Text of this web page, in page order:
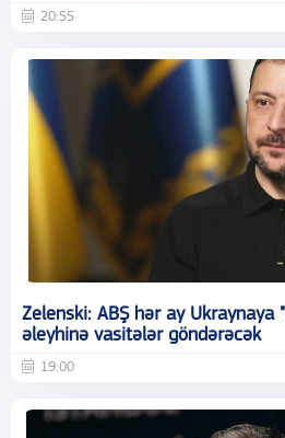
20:55
Zelenski: ABŞ hər ay Ukraynaya
əleyhinə vasitələr göndərəcək
19:00